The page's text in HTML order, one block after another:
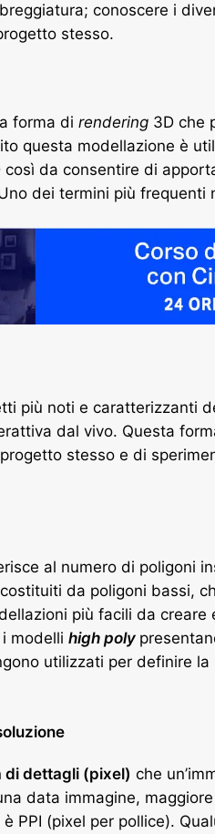
conoscere i
stesso.
forma di rendering 3D che
questa modellazione è
così da consentire di
dei termini più frequenti
più noti e caratterizzanti
dal vivo. Questa
stesso e di
al numero di poligoni
da poligoni bassi,
più facili da
modelli high poly
utilizzati per definire
di dettagli (pixel) che
data immagine,
PPI (pixel per pollice).